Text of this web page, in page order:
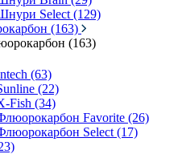
Select (129)
(163)
(163)
(63)
(22)
Fish (34)
Favorite (26)
Select (17)